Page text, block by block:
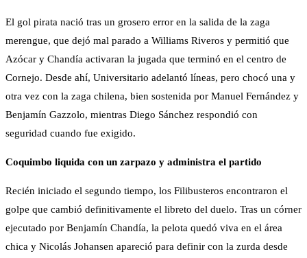
El gol pirata nació tras un grosero error en la salida de la zaga
merengue, que dejó mal parado a Williams Riveros y permitió que
Azócar y Chandía activaran la jugada que terminó en el centro de
Cornejo. Desde ahí, Universitario adelantó líneas, pero chocó una y
otra vez con la zaga chilena, bien sostenida por Manuel Fernández y
Benjamín Gazzolo, mientras Diego Sánchez respondió con
seguridad cuando fue exigido.
Coquimbo liquida con un zarpazo y administra el partido
Recién iniciado el segundo tiempo, los Filibusteros encontraron el
golpe que cambió definitivamente el libreto del duelo. Tras un córner
ejecutado por Benjamín Chandía, la pelota quedó viva en el área
chica y Nicolás Johansen apareció para definir con la zurda desde